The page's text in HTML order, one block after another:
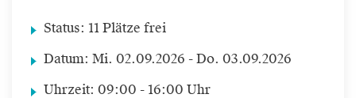
Status: 11 Plätze frei
Datum: Mi. 02.09.2026 - Do. 03.09.2026
Uhrzeit: 09:00 - 16:00 Uhr